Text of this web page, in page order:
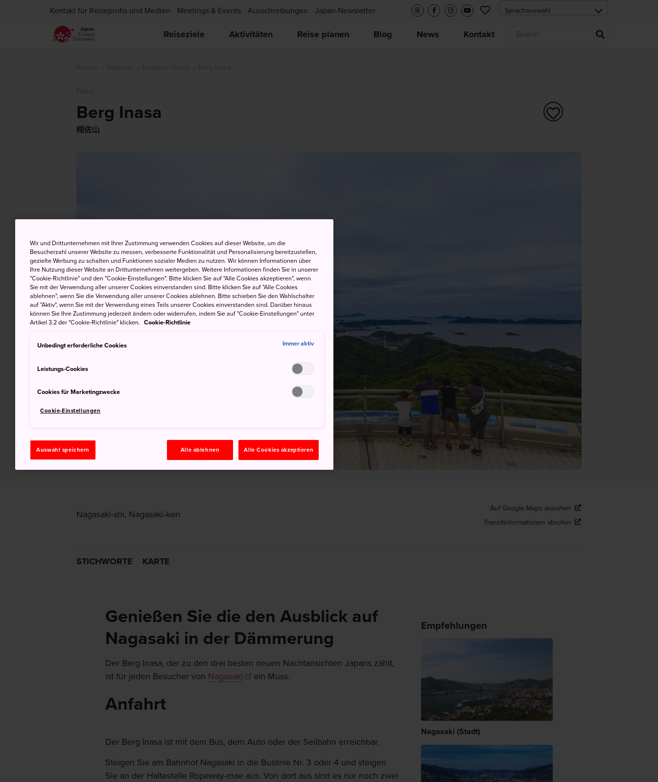
Kontakt für Reiseprofis und Medien Meetings & Events Ausschreibungen Japan-Newsletter
Reiseziele Aktivitäten Reise planen Blog News Kontakt
Berg Inasa
稲佐山
Nagasaki-shi, Nagasaki-ken
Auf Google Maps ansehen
Transitinformationen abrufen
STICHWORTE KARTE
Genießen Sie die den Ausblick auf
Nagasaki in der Dämmerung
Der Berg Inasa, der zu den drei besten neuen Nachtansichten Japans zählt,
ist für jeden Besucher von Nagasaki ein Muss.
Anfahrt
Der Berg Inasa ist mit dem Bus, dem Auto oder der Seilbahn erreichbar.
Steigen Sie am Bahnhof Nagasaki in die Buslinie Nr. 3 oder 4 und steigen
Sie an der Haltestelle Ropeway-mae aus. Von dort aus sind es nur noch zwei
Empfehlungen
Nagasaki (Stadt)
Wir und Drittunternehmen mit Ihrer Zustimmung verwenden Cookies auf dieser Website, um die
Besucherzahl unserer Website zu messen, verbesserte Funktionalität und Personalisierung bereitzustellen,
gezielte Werbung zu schalten und Funktionen sozialer Medien zu nutzen. Wir können Informationen über
Ihre Nutzung dieser Website an Drittunternehmen weitergeben. Weitere Informationen finden Sie in unserer
"Cookie-Richtlinie" und den "Cookie-Einstellungen". Bitte klicken Sie auf "Alle Cookies akzeptieren", wenn
Sie mit der Verwendung aller unserer Cookies einverstanden sind. Bitte klicken Sie auf "Alle Cookies
ablehnen", wenn Sie die Verwendung aller unserer Cookies ablehnen. Bitte schieben Sie den Wahlschalter
auf "Aktiv", wenn Sie mit der Verwendung eines Teils unserer Cookies einverstanden sind. Darüber hinaus
können Sie Ihre Zustimmung jederzeit ändern oder widerrufen, indem Sie auf "Cookie-Einstellungen" unter
Artikel 3.2 der "Cookie-Richtlinie" klicken. Cookie-Richtlinie
Unbedingt erforderliche Cookies Immer aktiv
Leistungs-Cookies
Cookies für Marketingzwecke
Cookie-Einstellungen
Auswahl speichern Alle ablehnen Alle Cookies akzeptieren